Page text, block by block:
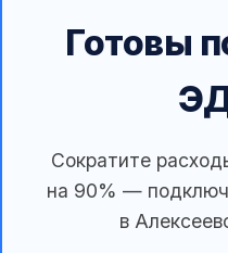
Готовы
Сократите
на 90% —
в